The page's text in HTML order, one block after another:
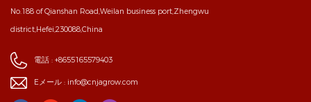
No.188 of Qianshan Road,Weilan business port,Zhengwu
district,Hefei,230088,China
電話 : +8655165579403
Eメール : info@cnjagrow.com